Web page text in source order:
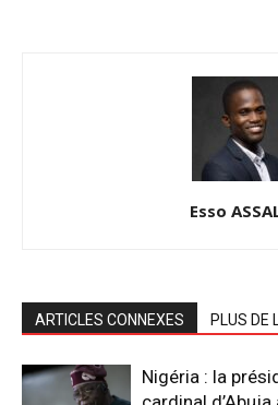
Esso
ARTICLES CONNEXES PLUS DE
Nigéria : la